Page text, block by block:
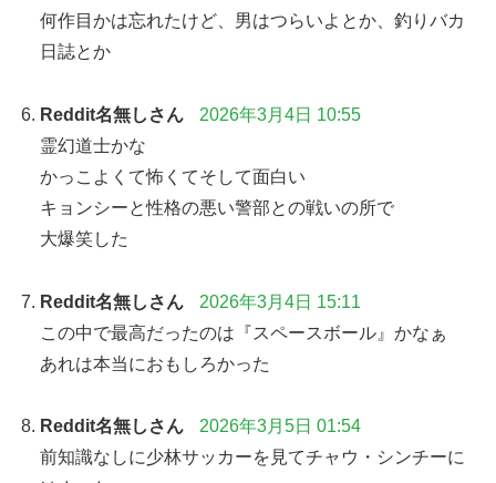
何作目かは忘れたけど、男はつらいよとか、釣りバカ
日誌とか
Reddit名無しさん
2026年3月4日 10:55
霊幻道士かな
かっこよくて怖くてそして面白い
キョンシーと性格の悪い警部との戦いの所で
大爆笑した
Reddit名無しさん
2026年3月4日 15:11
この中で最高だったのは『スペースボール』かなぁ
あれは本当におもしろかった
Reddit名無しさん
2026年3月5日 01:54
前知識なしに少林サッカーを見てチャウ・シンチーに